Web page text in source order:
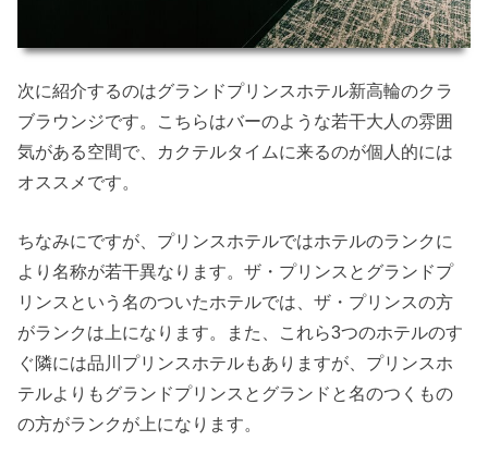
次に紹介するのはグランドプリンスホテル新高輪のクラ
ブラウンジです。こちらはバーのような若干大人の雰囲
気がある空間で、カクテルタイムに来るのが個人的には
オススメです。
ちなみにですが、プリンスホテルではホテルのランクに
より名称が若干異なります。ザ・プリンスとグランドプ
リンスという名のついたホテルでは、ザ・プリンスの方
がランクは上になります。また、これら3つのホテルのす
ぐ隣には品川プリンスホテルもありますが、プリンスホ
テルよりもグランドプリンスとグランドと名のつくもの
の方がランクが上になります。